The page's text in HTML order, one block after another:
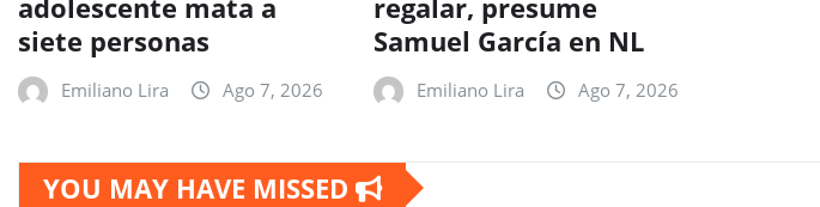
siete personas
Emiliano Lira Ago 7, 2026
Samuel García en NL
Emiliano Lira Ago 7, 2026
YOU MAY HAVE MISSED